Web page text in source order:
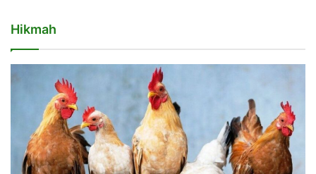
Hikmah